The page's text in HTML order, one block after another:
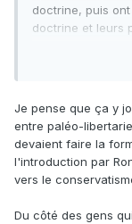
doctrine, puis
doctrine et leurs
Je pense que ça y
entre paléo-
devaient faire la
l'introduction par
vers le
Du côté des gens